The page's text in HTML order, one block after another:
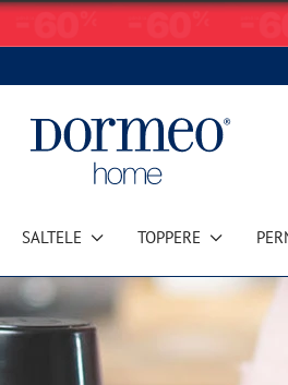
SALTELE TOPPERE